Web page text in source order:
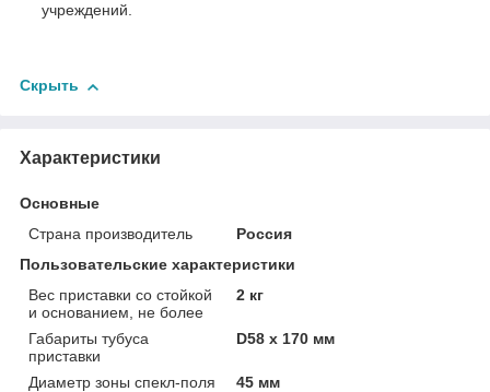
учреждений.
Скрыть
Характеристики
Основные
Страна производитель
Россия
Пользовательские характеристики
Вес приставки со стойкой
и основанием, не более
2 кг
Габариты тубуса
приставки
D58 х 170 мм
Диаметр зоны спекл-поля
45 мм